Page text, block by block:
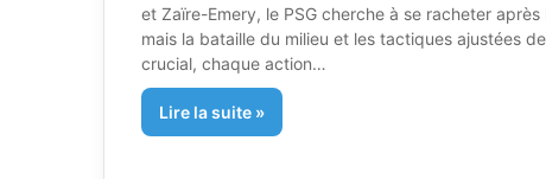
et Zaïre-Emery, le PSG cherche à se racheter
mais la bataille du milieu et les tactiques ajustées
crucial, chaque action…
Lire la suite »